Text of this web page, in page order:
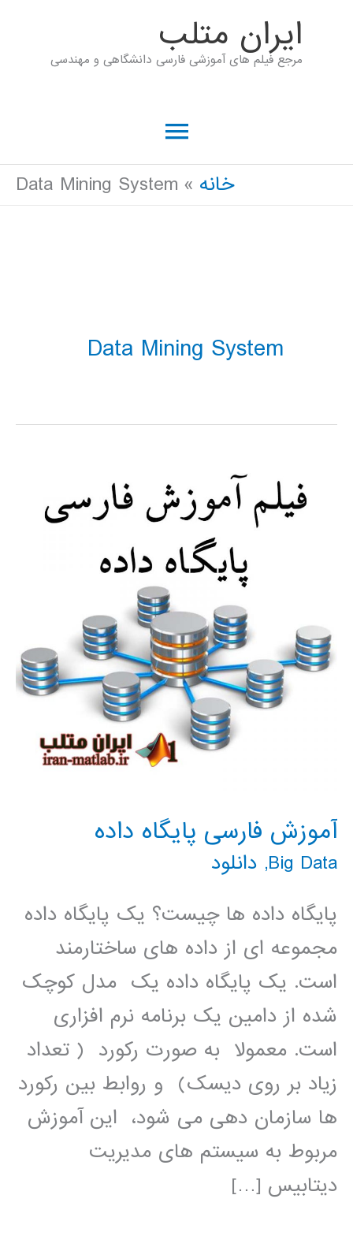
ايران متلب
مرجع فیلم های آموزشی فارسی دانشگاهی و مهندسی
فهرست
اصلی خانه Data Mining System
Data Mining System
آموزش فارسی پایگاه داده
Big Data
, دانلود
پایگاه داده ها چیست؟ یک پایگاه داده
مجموعه ای از داده های ساختارمند
است. یک پایگاه داده یک مدل کوچک
شده از دامین یک برنامه نرم افزاری
است. معمولا به صورت رکورد ( تعداد
زیاد بر روی دیسک) و روابط بین رکورد
ها سازمان دهی می شود، این آموزش
مربوط به سیستم های مدیریت
دیتابیس […]